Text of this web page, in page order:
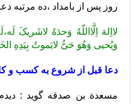
روز پس از بامداد ،ده مرتبه
لااِلهَ اِلَّااللّهُ وَحدَهُ لاشَریکَ
وَیُحیی وَهُوَ حَیُّ لایَموتُ بِیَدِهِ
دعا قبل از شروع به کسب و
مسعدة بن صدقه گوید :